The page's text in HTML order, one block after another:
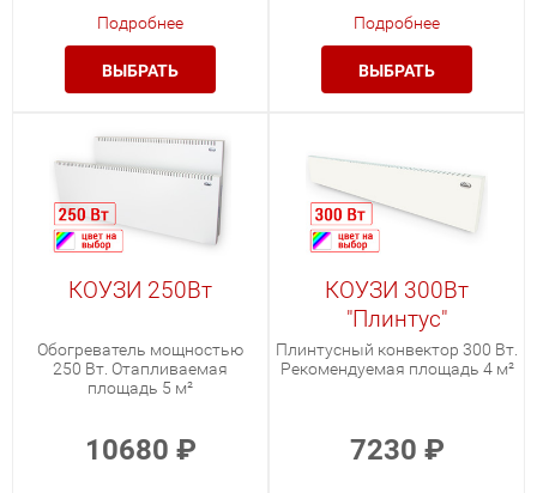
Подробнее
ВЫБРАТЬ
Подробнее
ВЫБРАТЬ
КОУЗИ 250Вт
Обогреватель мощностью
250 Вт. Отапливаемая
площадь 5 м²
10680 ₽
КОУЗИ 300Вт
"Плинтус"
Плинтусный конвектор 300 Вт.
Рекомендуемая площадь 4 м²
7230 ₽